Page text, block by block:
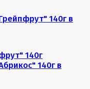
140г